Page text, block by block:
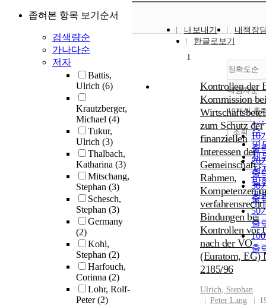
좁혀본 항목 보기순서
검색량순
가나다순
저자
Battis,
Ulrich (6)
Krautzberger,
Michael (4)
Tukur,
Ulrich (3)
Thalbach,
Katharina (3)
Mitschang,
Stephan (3)
Schesch,
Stephan (3)
Germany
(2)
Kohl,
Stephan (2)
Harfouch,
Corinna (2)
Lohr, Rolf-
Peter(2)
내보내기
내책장
한글로보기
정확도순
정
순
인
순
연
제
저
발
관
내림차순
내
10개씩 출
10
출
20
출
30
출
50
출
출
조회
1
Kontrollen der
Kommission bei
zum Schutz der
finanziellen
Interessen der
Gemeinschaft :
Rahmen,
Kompetenzen
Bindungen bei
Kontrollen vor
nach der VO
(Euratom, EG)
2185/96
Ulrich, Stephan
Peter Lang